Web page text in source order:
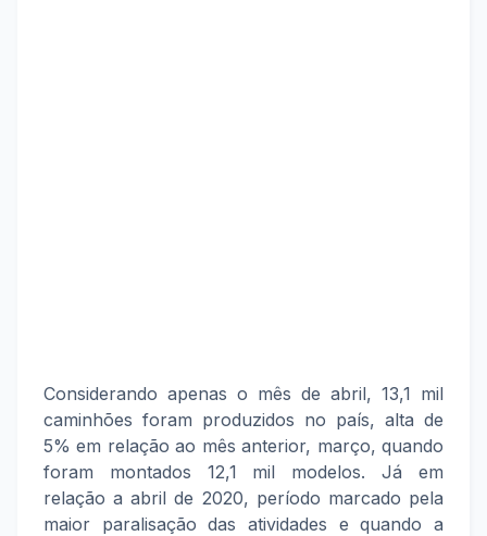
Considerando apenas o mês de abril, 13,1 mil
caminhões foram produzidos no país, alta de
5% em relação ao mês anterior, março, quando
foram montados 12,1 mil modelos. Já em
relação a abril de 2020, período marcado pela
maior paralisação das atividades e quando a